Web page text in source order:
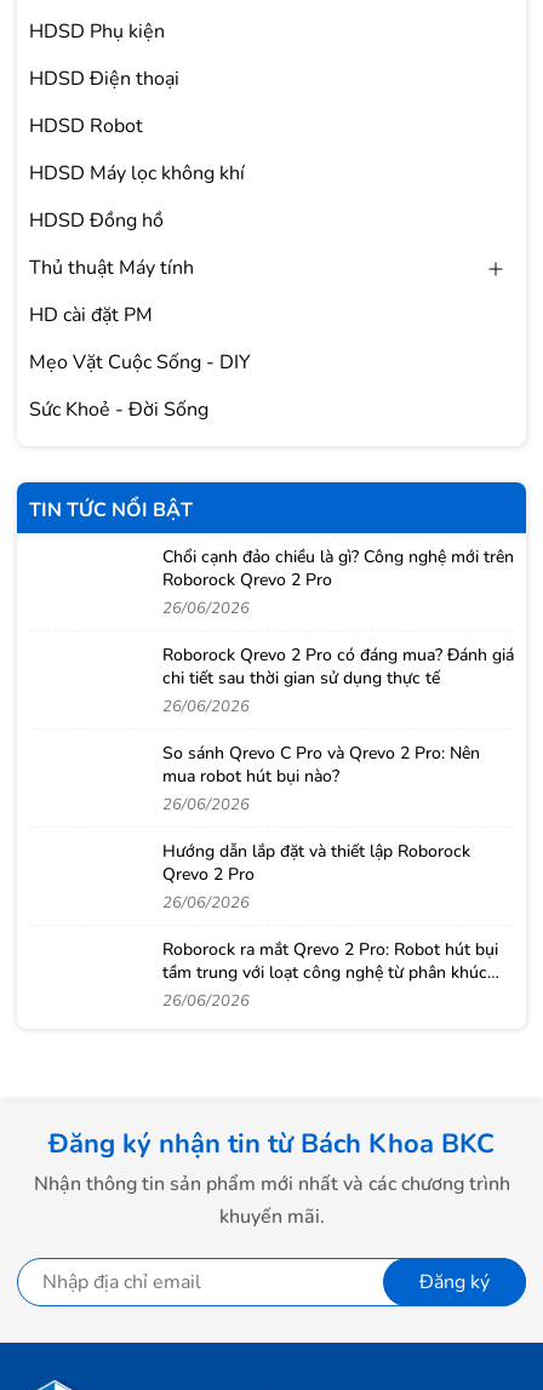
HDSD Phụ kiện
HDSD Điện thoại
HDSD Robot
HDSD Máy lọc không khí
HDSD Đồng hồ
Thủ thuật Máy tính
HD cài đặt PM
Mẹo Vặt Cuộc Sống - DIY
Sức Khoẻ - Đời Sống
TIN TỨC NỔI BẬT
Chổi cạnh đảo chiều là gì? Công nghệ mới trên
Roborock Qrevo 2 Pro
26/06/2026
Roborock Qrevo 2 Pro có đáng mua? Đánh giá
chi tiết sau thời gian sử dụng thực tế
26/06/2026
So sánh Qrevo C Pro và Qrevo 2 Pro: Nên
mua robot hút bụi nào?
26/06/2026
Hướng dẫn lắp đặt và thiết lập Roborock
Qrevo 2 Pro
26/06/2026
Roborock ra mắt Qrevo 2 Pro: Robot hút bụi
tầm trung với loạt công nghệ từ phân khúc
cao cấp
26/06/2026
Đăng ký nhận tin từ Bách Khoa BKC
Nhận thông tin sản phẩm mới nhất và các chương trình
khuyến mãi.
Đăng ký